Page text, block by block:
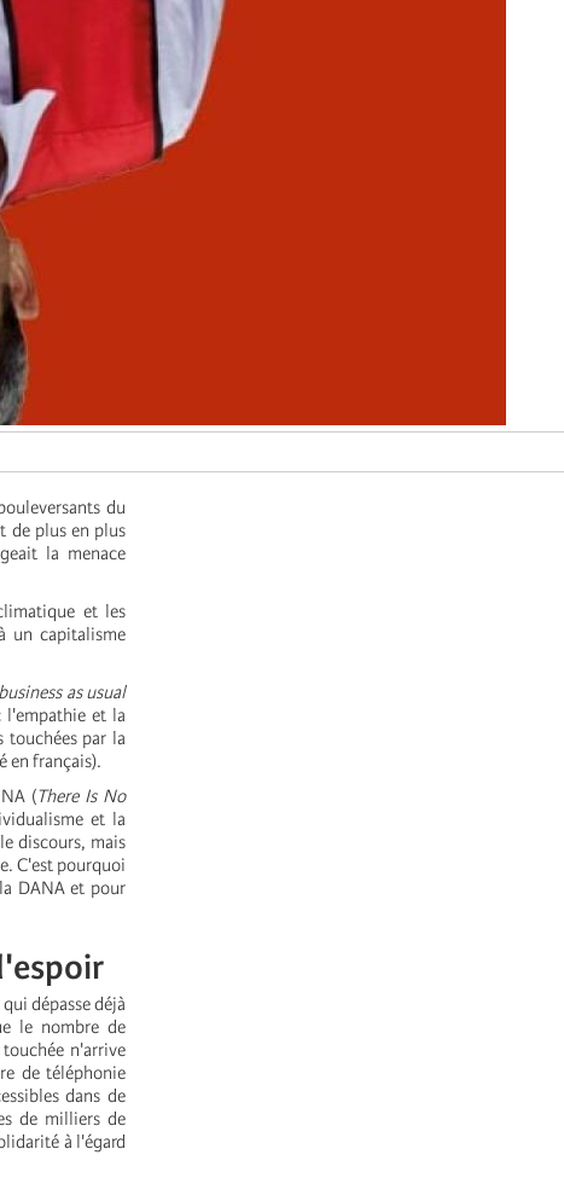
du
de plus en plus
la menace
et les
un capitalisme
business as usual
l'empathie et la
touchées par la
en français).
(There Is No
et la
discours, mais
C'est pourquoi
DANA et pour
dépasse déjà
le nombre de
n'arrive
de téléphonie
dans de
de milliers de
à l'égard